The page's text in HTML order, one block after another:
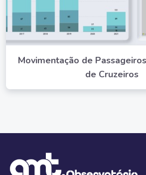
Movimentação de
de Cruzeiros